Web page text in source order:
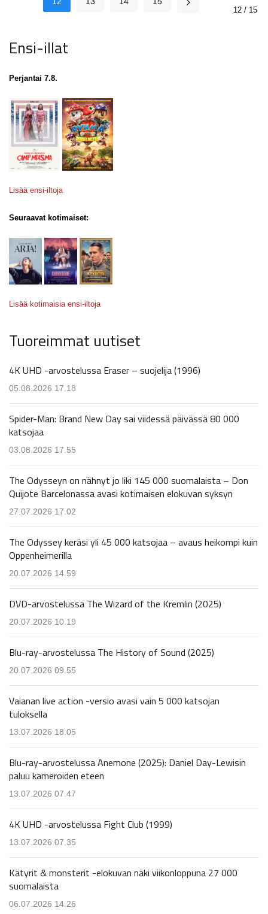
12 / 15
Ensi-illat
Perjantai 7.8.
Lisää ensi-iltoja
Seuraavat kotimaiset:
Lisää kotimaisia ensi-iltoja
Tuoreimmat uutiset
4K UHD -arvostelussa Eraser – suojelija (1996)
05.08.2026 17.18
Spider-Man: Brand New Day sai viidessä päivässä 80 000
katsojaa
03.08.2026 17.55
The Odysseyn on nähnyt jo liki 145 000 suomalaista – Don
Quijote Barcelonassa avasi kotimaisen elokuvan syksyn
27.07.2026 17.02
The Odyssey keräsi yli 45 000 katsojaa – avaus heikompi kuin
Oppenheimerilla
20.07.2026 14.59
DVD-arvostelussa The Wizard of the Kremlin (2025)
20.07.2026 10.19
Blu-ray-arvostelussa The History of Sound (2025)
20.07.2026 09.55
Vaianan live action -versio avasi vain 5 000 katsojan
tuloksella
13.07.2026 18.05
Blu-ray-arvostelussa Anemone (2025): Daniel Day-Lewisin
paluu kameroiden eteen
13.07.2026 07.47
4K UHD -arvostelussa Fight Club (1999)
13.07.2026 07.35
Kätyrit & monsterit -elokuvan näki viikonloppuna 27 000
suomalaista
06.07.2026 14.26